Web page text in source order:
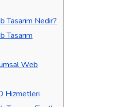
Tasarım Nedir?
Tasarım
Web
Hizmetleri